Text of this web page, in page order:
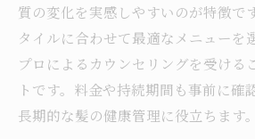
質の変化を実感しやすいのが特徴で
タイルに合わせて最適なメニューを
プロによるカウンセリングを受ける
トです。料金や持続期間も事前に確
長期的な髪の健康管理に役立ちます。